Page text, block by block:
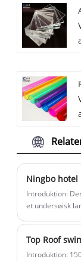
Ningbo
Introduktion:
et undersøisk
Top Roof
Introduktion: